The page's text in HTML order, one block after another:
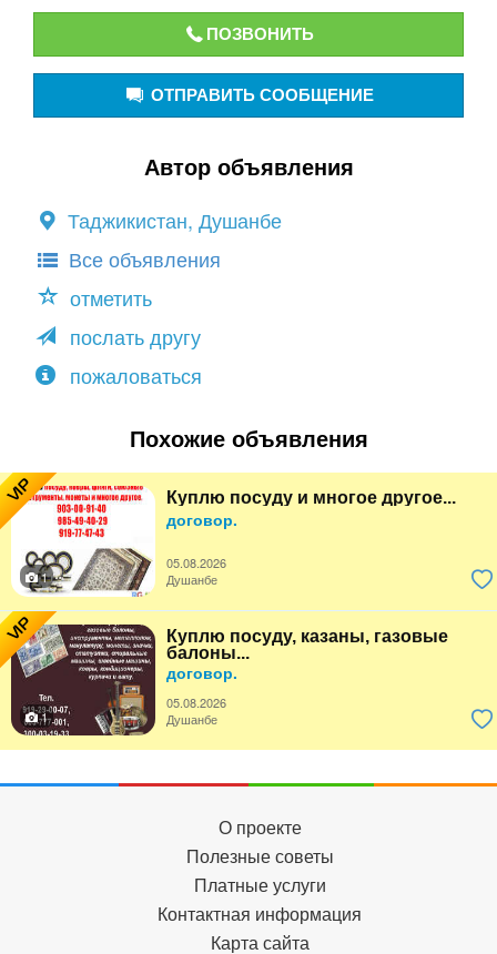
ПОЗВОНИТЬ
ОТПРАВИТЬ СООБЩЕНИЕ
Автор объявления
Таджикистан, Душанбе
Все объявления
отметить
послать другу
пожаловаться
Похожие объявления
VIP Куплю посуду и многое другое...
договор.
05.08.2026
1
Душанбе
VIP
Куплю посуду, казаны, газовые
балоны...
договор.
05.08.2026
1
Душанбе
О проекте
Полезные советы
Платные услуги
Контактная информация
Карта сайта